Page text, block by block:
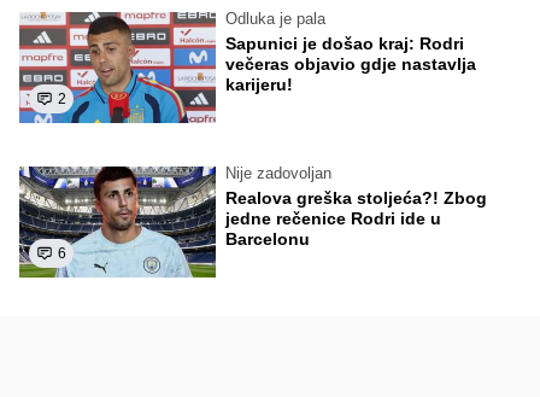
2
Odluka je pala
Sapunici je došao kraj: Rodri
večeras objavio gdje nastavlja
karijeru!
6
Nije zadovoljan
Realova greška stoljeća?! Zbog
jedne rečenice Rodri ide u
Barcelonu